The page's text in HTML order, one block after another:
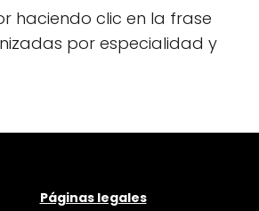
haciendo clic en la frase
por especialidad y
Páginas legales